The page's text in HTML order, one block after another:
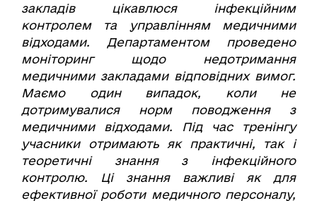
закладів цікавлюся інфекційним
контролем та управлінням медичними
відходами. Департаментом проведено
моніторинг щодо недотримання
медичними закладами відповідних вимог.
Маємо один випадок, коли не
дотримувалися норм поводження з
медичними відходами. Під час тренінгу
учасники отримають як практичні, так і
теоретичні знання з інфекційного
контролю. Ці знання важливі як для
ефективної роботи медичного персоналу,